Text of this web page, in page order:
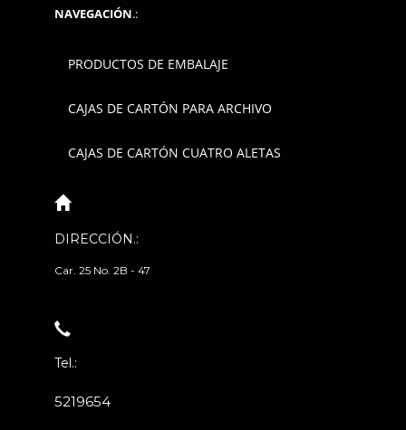
NAVEGACIÓN.:
PRODUCTOS DE EMBALAJE
CAJAS DE CARTÓN PARA ARCHIVO
CAJAS DE CARTÓN CUATRO ALETAS
DIRECCIÓN.:
Car. 25 No. 2B - 47
Tel.:
5219654